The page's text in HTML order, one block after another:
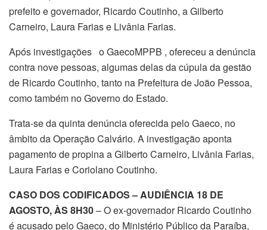
prefeito e governador, Ricardo Coutinho, a Gilberto
Carneiro, Laura Farias e Livânia Farias.
Após investigações o GaecoMPPB , ofereceu a denúncia
contra nove pessoas, algumas delas da cúpula da gestão
de Ricardo Coutinho, tanto na Prefeitura de João Pessoa,
como também no Governo do Estado.
Trata-se da quinta denúncia oferecida pelo Gaeco, no
âmbito da Operação Calvário. A investigação aponta
pagamento de propina a Gilberto Carneiro, Livânia Farias,
Laura Farias e Coriolano Coutinho.
CASO DOS CODIFICADOS – AUDIÊNCIA 18 DE
AGOSTO, ÀS 8H30– O ex-governador Ricardo Coutinho
é acusado pelo Gaeco, do Ministério Público da Paraíba,